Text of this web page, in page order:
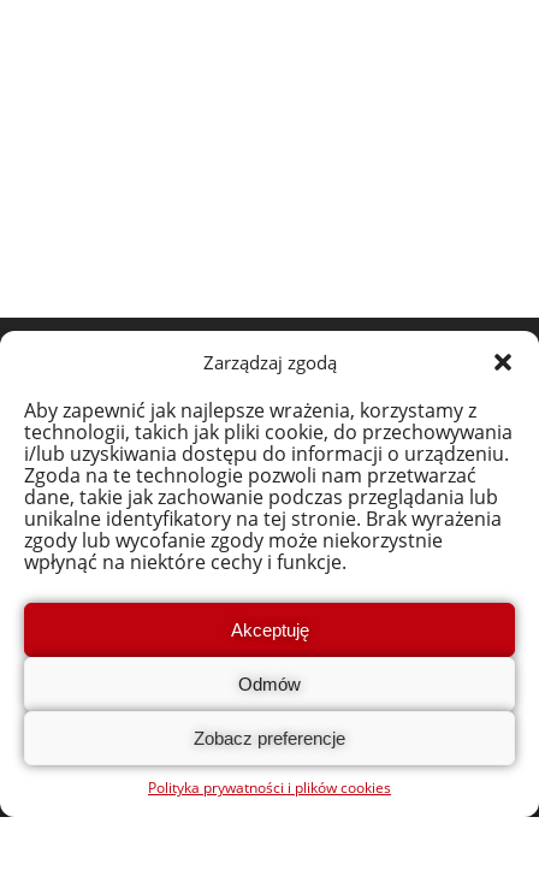
Zarządzaj zgodą
Aby zapewnić jak najlepsze wrażenia, korzystamy z
technologii, takich jak pliki cookie, do przechowywania
i/lub uzyskiwania dostępu do informacji o urządzeniu.
Zgoda na te technologie pozwoli nam przetwarzać
dane, takie jak zachowanie podczas przeglądania lub
unikalne identyfikatory na tej stronie. Brak wyrażenia
zgody lub wycofanie zgody może niekorzystnie
wpłynąć na niektóre cechy i funkcje.
Akceptuję
Odmów
Zobacz preferencje
Polityka prywatności i plików cookies
Regulamin i Dokumenty
Polityka prywatności i plików cookies
Adres:
Polskie Stowarzyszenie Doradcze i Konsultingowe
ul. Pułkowa 11, 15-143 Białystok
ul. Pułkowa 11A, 15-143 Białystok
bon.na.cyfryzacje@polskiestowarzyszenie.pl
NIP: 542-290-15-67
REGON: 052252089